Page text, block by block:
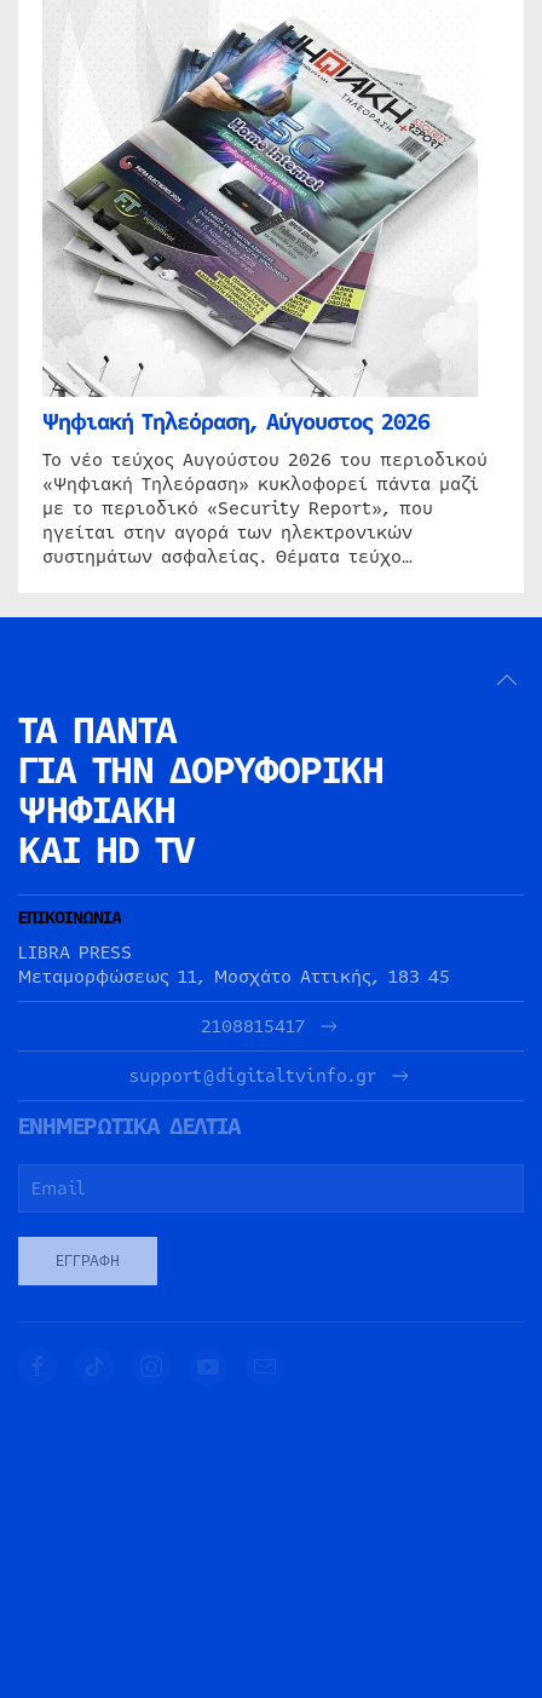
Ψηφιακή Τηλεόραση, Αύγουστος 2026
Το νέο τεύχος Αυγούστου 2026 του περιοδικού
«Ψηφιακή Τηλεόραση» κυκλοφορεί πάντα μαζί
με το περιοδικό «Security Report», που
ηγείται στην αγορά των ηλεκτρονικών
συστημάτων ασφαλείας. Θέματα τεύχο…
ΤΑ ΠΑΝΤΑ
ΓΙΑ ΤΗΝ ΔΟΡΥΦΟΡΙΚΗ
ΨΗΦΙΑΚΗ
ΚΑΙ HD TV
ΕΠΙΚΟΙΝΩΝΙΑ
LIBRA PRESS
Μεταμορφώσεως 11, Μοσχάτο Αττικής, 183 45
2108815417
support@digitaltvinfo.gr
ΕΝΗΜΕΡΩΤΙΚΑ ΔΕΛΤΙΑ
ΕΓΓΡΑΦΉ